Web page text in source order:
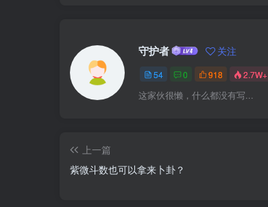
守护者 关注
54 0 918 2.7W+
这家伙很懒，什么都没有写...
上一篇
紫微斗数也可以拿来卜卦？